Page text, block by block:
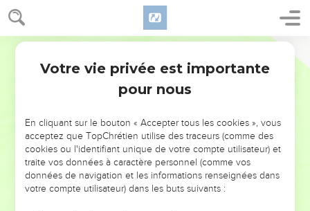
NE MANQUEZ PAS L’ÉVÉNEMENT
DE L’ANNÉE !
ET SI LEURS ERREURS POUVAIENT VOUS ÉVITER LES
VOTRES ?
Votre vie privée est importante
pour nous
En cliquant sur le bouton « Accepter tous les cookies », vous
acceptez que TopChrétien utilise des traceurs (comme des
cookies ou l'identifiant unique de votre compte utilisateur) et
traite vos données à caractère personnel (comme vos
données de navigation et les informations renseignées dans
votre compte utilisateur) dans les buts suivants :